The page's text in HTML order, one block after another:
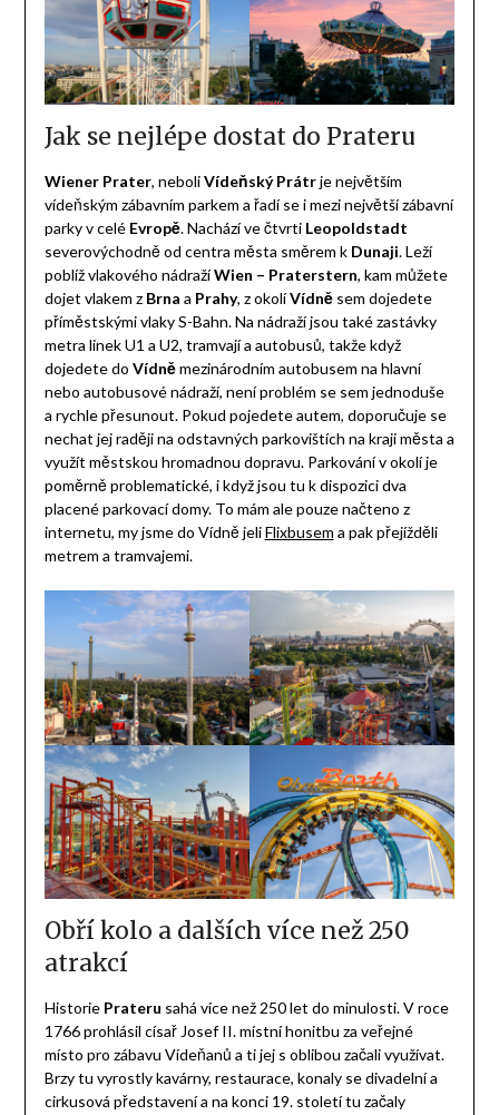
Jak se nejlépe dostat do Prateru
Wiener Prater, neboliVídeňský Prátrje největším
vídeňským zábavním parkem a řadí se i mezi největší zábavní
parky v celé Evropě. Nachází ve čtvrti Leopoldstadt
severovýchodně od centra města směrem k Dunaji. Leží
poblíž vlakového nádražíWien – Praterstern, kam můžete
dojet vlakem z Brna a Prahy, z okolíVídněsem dojedete
příměstskými vlaky S-Bahn. Na nádraží jsou také zastávky
metra linek U1 a U2, tramvají a autobusů, takže když
dojedete do Vídněmezinárodním autobusem na hlavní
nebo autobusové nádraží, není problém se sem jednoduše
a rychle přesunout. Pokud pojedete autem, doporučuje se
nechat jej raději na odstavných parkovištích na kraji města a
využít městskou hromadnou dopravu. Parkování v okolí je
poměrně problematické, i když jsou tu k dispozici dva
placené parkovací domy. To mám ale pouze načteno z
internetu, my jsme do Vídně jeliFlixbusem a pak přejížděli
metrem a tramvajemi.
Obří kolo a dalších více než 250
atrakcí
Historie Prateru sahá více než 250 let do minulosti. V roce
1766 prohlásil císař Josef II. místní honitbu za veřejné
místo pro zábavu Vídeňanů a ti jej s oblibou začali využívat.
Brzy tu vyrostly kavárny, restaurace, konaly se divadelní a
cirkusová představení a na konci 19. století tu začaly